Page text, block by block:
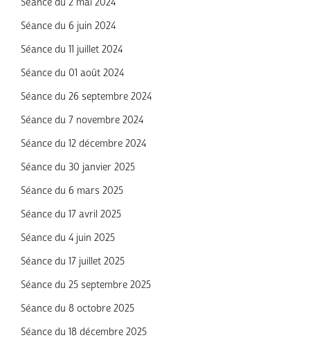
Séance du 2 mai 2024
Séance du 6 juin 2024
Séance du 11 juillet 2024
Séance du 01 août 2024
Séance du 26 septembre 2024
Séance du 7 novembre 2024
Séance du 12 décembre 2024
Séance du 30 janvier 2025
Séance du 6 mars 2025
Séance du 17 avril 2025
Séance du 4 juin 2025
Séance du 17 juillet 2025
Séance du 25 septembre 2025
Séance du 8 octobre 2025
Séance du 18 décembre 2025